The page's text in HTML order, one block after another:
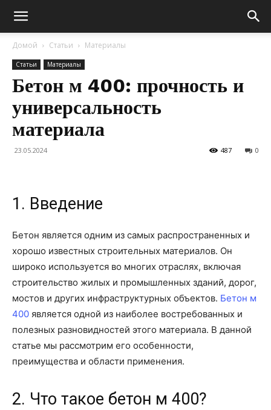
Домой Статьи Материалы
Статьи Материалы
Бетон м 400: прочность и
универсальность
материала
23.05.2024 0
487
1. Введение
Бетон является одним из самых распространенных и
хорошо известных строительных материалов. Он
широко используется во многих отраслях, включая
строительство жилых и промышленных зданий, дорог,
мостов и других инфраструктурных объектов. Бетон м
400 является одной из наиболее востребованных и
полезных разновидностей этого материала. В данной
статье мы рассмотрим его особенности,
преимущества и области применения.
2. Что такое бетон м 400?